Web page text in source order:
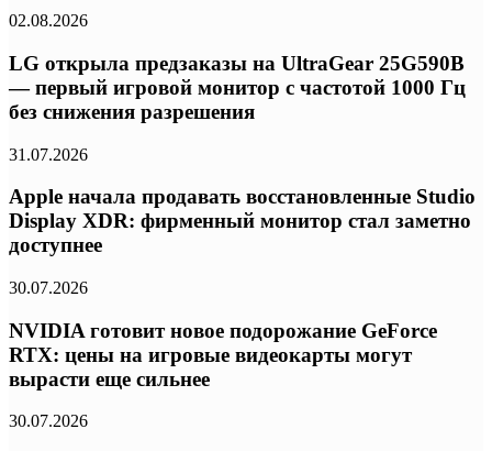
02.08.2026
LG открыла предзаказы на UltraGear 25G590B
— первый игровой монитор с частотой 1000 Гц
без снижения разрешения
31.07.2026
Apple начала продавать восстановленные Studio
Display XDR: фирменный монитор стал заметно
доступнее
30.07.2026
NVIDIA готовит новое подорожание GeForce
RTX: цены на игровые видеокарты могут
вырасти еще сильнее
30.07.2026